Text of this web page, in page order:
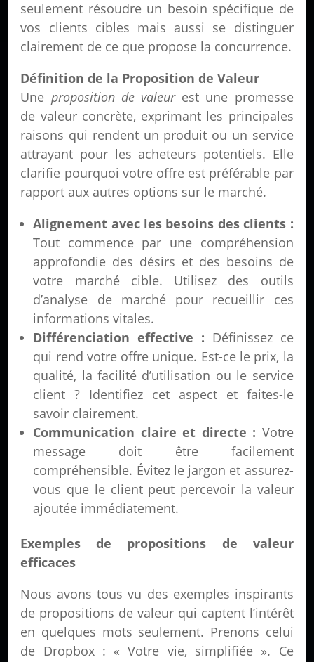
seulement résoudre un besoin spécifique de
vos clients cibles mais aussi se distinguer
clairement de ce que propose la concurrence.
Définition de la Proposition de Valeur
Une proposition de valeurest une promesse
de valeur concrète, exprimant les principales
raisons qui rendent un produit ou un service
attrayant pour les acheteurs potentiels. Elle
clarifie pourquoi votre offre est préférable par
rapport aux autres options sur le marché.
Alignement avec les besoins des clients :
Tout commence par une compréhension
approfondie des désirs et des besoins de
votre marché cible. Utilisez des outils
d’analyse de marché pour recueillir ces
informations vitales.
Différenciation effective : Définissez ce
qui rend votre offre unique. Est-ce le prix, la
qualité, la facilité d’utilisation ou le service
client ? Identifiez cet aspect et faites-le
savoir clairement.
Communication claire et directe : Votre
message doit être facilement
compréhensible. Évitez le jargon et assurez-
vous que le client peut percevoir la valeur
ajoutée immédiatement.
Exemples de propositions de valeur
efficaces
Nous avons tous vu des exemples inspirants
de propositions de valeur qui captent l’intérêt
en quelques mots seulement. Prenons celui
de Dropbox : « Votre vie, simplifiée ». Ce